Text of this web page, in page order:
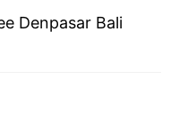
Denpasar Bali